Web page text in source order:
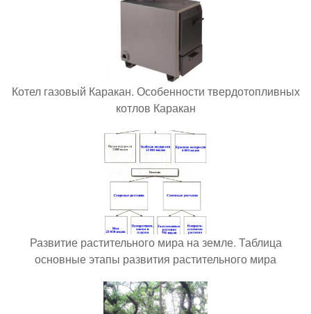
Котел газовый Каракан. Особенности твердотопливных
котлов Каракан
Развитие растительного мира на земле. Таблица
основные этапы развития растительного мира